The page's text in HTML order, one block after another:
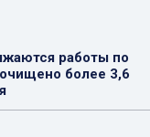
работы по
более 3,6